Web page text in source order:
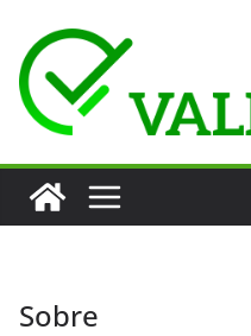
para
conteúdo
Sobre